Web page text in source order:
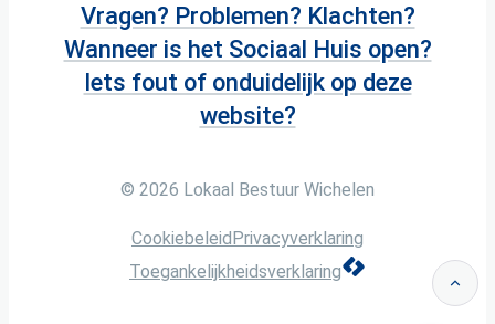
Vragen? Problemen? Klachten?
Wanneer is het Sociaal Huis open?
Iets fout of onduidelijk op deze
website?
© 2026 Lokaal Bestuur Wichelen
CookiebeleidPrivacyverklaring
ToegankelijkheidsverklaringLCP nv 2026 ©